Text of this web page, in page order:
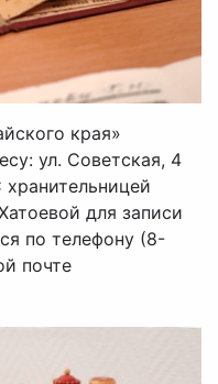
края»
ул. Советская, 4
для записи
по телефону (8-
почте